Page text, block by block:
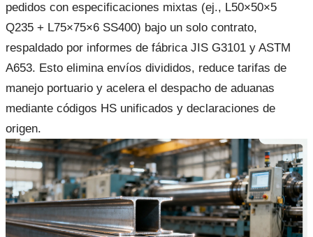
pedidos con especificaciones mixtas (ej., L50×50×5
Q235 + L75×75×6 SS400) bajo un solo contrato,
respaldado por informes de fábrica JIS G3101 y ASTM
A653. Esto elimina envíos divididos, reduce tarifas de
manejo portuario y acelera el despacho de aduanas
mediante códigos HS unificados y declaraciones de
origen.